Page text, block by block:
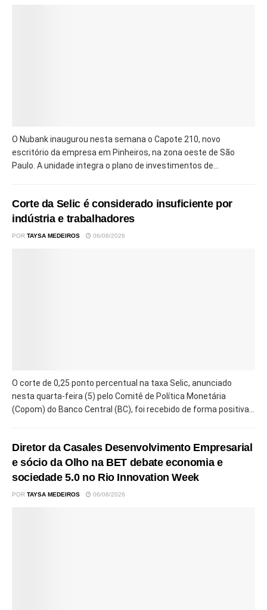
O Nubank inaugurou nesta semana o Capote 210, novo
escritório da empresa em Pinheiros, na zona oeste de São
Paulo. A unidade integra o plano de investimentos de...
Corte da Selic é considerado insuficiente por
indústria e trabalhadores
POR TAYSA MEDEIROS 06/08/2026
O corte de 0,25 ponto percentual na taxa Selic, anunciado
nesta quarta-feira (5) pelo Comitê de Política Monetária
(Copom) do Banco Central (BC), foi recebido de forma positiva...
Diretor da Casales Desenvolvimento Empresarial
e sócio da Olho na BET debate economia e
sociedade 5.0 no Rio Innovation Week
POR TAYSA MEDEIROS 06/08/2026